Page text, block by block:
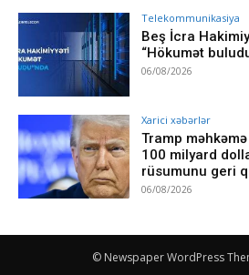
Telekommunikasiya
Beş İcra
“Hökumət
06/08/2026
Xarici xəbərlər
Tramp
100 milyard
rüsumunu geri
06/08/2026
© Newspaper WordPress